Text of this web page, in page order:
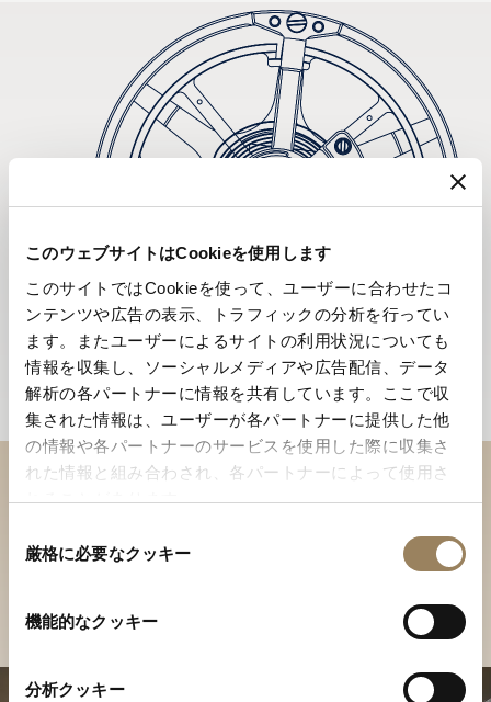
このウェブサイトはCookieを使用します
このサイトではCookieを使って、ユーザーに合わせたコ
ンテンツや広告の表示、トラフィックの分析を行ってい
ます。またユーザーによるサイトの利用状況についても
情報を収集し、ソーシャルメディアや広告配信、データ
解析の各パートナーに情報を共有しています。ここで収
集された情報は、ユーザーが各パートナーに提供した他
の情報や各パートナーのサービスを使用した際に収集さ
れた情報と組み合わされ、各パートナーによって使用さ
れることがあります。
厳格に必要なクッキー
機能的なクッキー
分析クッキー
ブティックでコレクションを
ご覧ください